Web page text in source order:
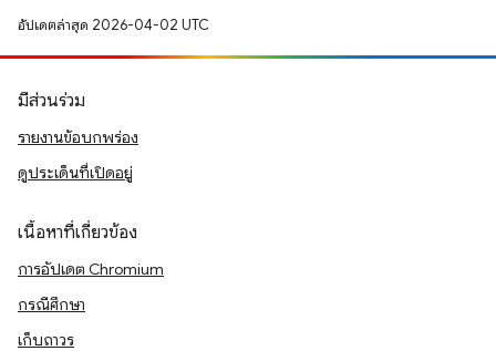
อัปเดตล่าสุด 2026-04-02 UTC
มีส่วนร่วม
รายงานข้อบกพร่อง
ดูประเด็นที่เปิดอยู่
เนื้อหาที่เกี่ยวข้อง
การอัปเดต Chromium
กรณีศึกษา
เก็บถาวร